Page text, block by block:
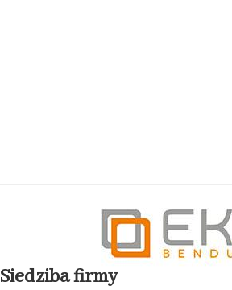
Siedziba firmy